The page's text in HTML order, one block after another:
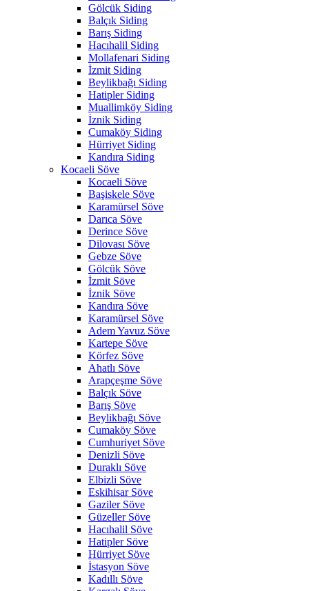
Gölcük Siding
Balçık Siding
Barış Siding
Hacıhalil Siding
Mollafenari Siding
İzmit Siding
Beylikbağı Siding
Hatipler Siding
Muallimköy Siding
İznik Siding
Cumaköy Siding
Hürriyet Siding
Kandıra Siding
Kocaeli Söve
Kocaeli Söve
Başiskele Söve
Karamürsel Söve
Darıca Söve
Derince Söve
Dilovası Söve
Gebze Söve
Gölcük Söve
İzmit Söve
İznik Söve
Kandıra Söve
Karamürsel Söve
Adem Yavuz Söve
Kartepe Söve
Körfez Söve
Ahatlı Söve
Arapçeşme Söve
Balçık Söve
Barış Söve
Beylikbağı Söve
Cumaköy Söve
Cumhuriyet Söve
Denizli Söve
Duraklı Söve
Elbizli Söve
Eskihisar Söve
Gaziler Söve
Güzeller Söve
Hacıhalil Söve
Hatipler Söve
Hürriyet Söve
İstasyon Söve
Kadıllı Söve